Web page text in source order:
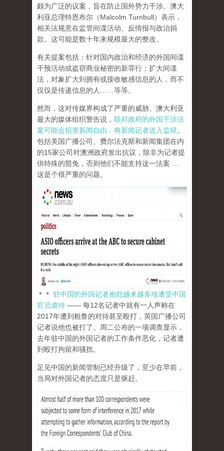
颇为广泛的议案，旨在防止国外势力干涉。澳大
利亚总理特恩布尔（Malcolm Turnbull）表示，
相关法规意在监管间谍活动、反情报与政治捐
款。这可能是数十年来规模最大的整改。
有关提案包括：针对国内政治和经济的外国间谍
干预活动或盗窃商业秘密的新罪行；扩大间谍
法，对象扩大到拥有或接收敏感信息的人，而不
仅仅是传递信息的人……等等。
然而，这对传媒界构成了严重的威胁。澳大利亚
最大的媒体组织警告说， 联邦政府的外国干涉法
案可能会损害新闻自由，将新闻记者送入监狱。
包括美国广播公司、费尔法克斯和新闻集团在内
的15家公司对澳洲政府发出抗议，除非为记者提
供特殊的豁免，否则他们不能支持这一法案 …
这是个很严重的问题。
＊＊ 驻中国的外国记者抱怨越来越多地遭受中国
官员虐待 —— 每12名记者中就有一人声称在
2017年遭到粗鲁的对待甚至殴打，英国广播公司
记者说他也被打了。周二公布的一项调查显示，
去年驻中国的外国记者的工作条件恶化，记者遭
到殴打拘留和骚扰。
足见中国的新闻管制已经升级了，至少在早前，
当局对外国记者的态度只是驱赶。